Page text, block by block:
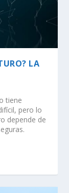
LA
tiene
pero lo
depende de